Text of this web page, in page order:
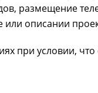
размещение
или описании
при условии, что